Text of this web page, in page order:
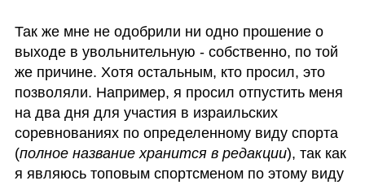
Так же мне не одобрили ни одно прошение о
выходе в увольнительную - собственно, по той
же причине. Хотя остальным, кто просил, это
позволяли. Например, я просил отпустить меня
на два дня для участия в израильских
соревнованиях по определенному виду спорта
(полное название хранится в редакции), так как
я являюсь топовым спортсменом по этому виду